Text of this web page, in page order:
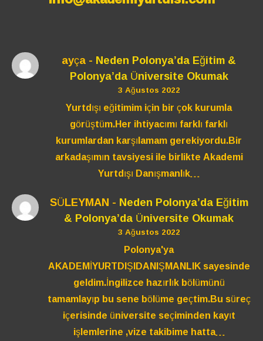
ayça- Neden Polonya’da Eğitim &
Polonya’da Üniversite Okumak
3 Ağustos 2022
Yurtdışı eğitimim için bir çok kurumla
görüştüm.Her ihtiyacımı farklı farklı
kurumlardan karşılamam gerekiyordu.Bir
arkadaşımın tavsiyesi ile birlikte Akademi
Yurtdışı Danışmanlık…
SÜLEYMAN - Neden Polonya’da Eğitim
& Polonya’da Üniversite Okumak
3 Ağustos 2022
Polonya'ya
AKADEMİYURTDIŞIDANIŞMANLIK sayesinde
geldim.İngilizce hazırlık bölümünü
tamamlayıp bu sene bölüme geçtim.Bu süreç
içerisinde üniversite seçiminden kayıt
işlemlerine ,vize takibime hatta…